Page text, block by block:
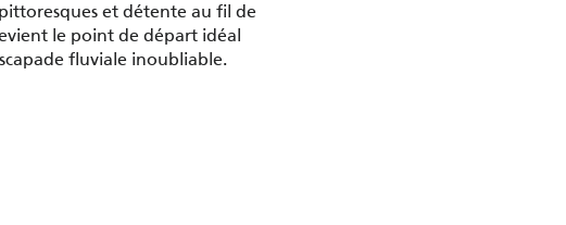
et détente au fil de
le point de départ idéal
fluviale inoubliable.